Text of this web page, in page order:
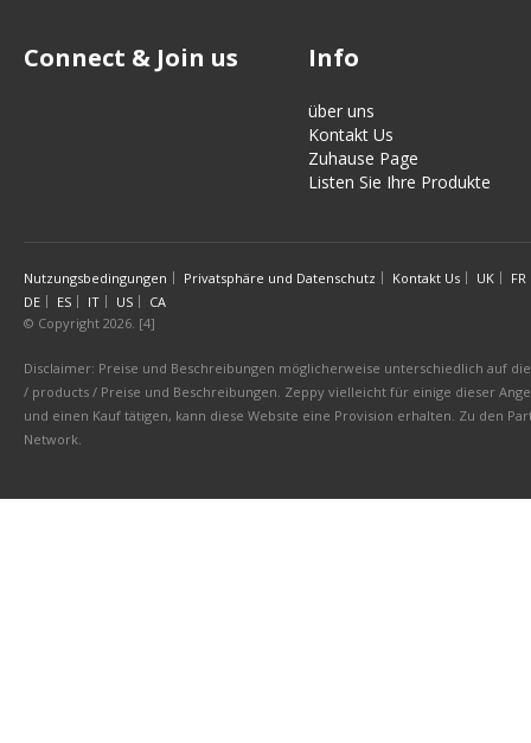
Connect & Join us Info
über uns
Kontakt Us
Zuhause Page
Listen Sie Ihre Produkte
Nutzungsbedingungen Privatsphäre und Datenschutz Kontakt Us UK
FR
DE
ES IT US
CA
© Copyright 2026. [4]
Disclaimer: Preise und Beschreibungen möglicherweise unterschiedlich auf
/ products / Preise und Beschreibungen. Zeppy vielleicht für einige dieser
und einen Kauf tätigen, kann diese Website eine Provision erhalten. Zu den
Network.